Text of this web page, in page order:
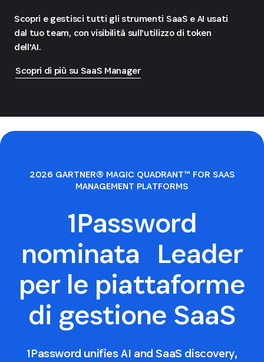
Scopri e gestisci tutti gli strumenti SaaS e AI usati
dal tuo team, con visibilità sull'utilizzo di token
dell'AI.
Scopri di più su SaaS Manager
2026 GARTNER® MAGIC QUADRANT™ FOR SAAS
MANAGEMENT PLATFORMS
1Password
nominata Leader
per le piattaforme
di gestione SaaS
1Password unifies AI and SaaS discovery,